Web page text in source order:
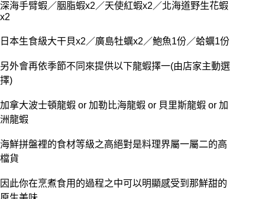
深海手臂蝦／胭脂蝦x2／天使紅蝦x2／北海道野生花蝦
x2
日本生食級大干貝x2／廣島牡蠣x2／鮑魚1份／蛤蠣1份
另外會再依季節不同來提供以下龍蝦擇一(由店家主動選
擇)
加拿大波士頓龍蝦 or 加勒比海龍蝦 or 貝里斯龍蝦 or 加
洲龍蝦
海鮮拼盤裡的食材等級之高絕對是料理界屬一屬二的高
檔貨
因此你在烹煮食用的過程之中可以明顯感受到那鮮甜的